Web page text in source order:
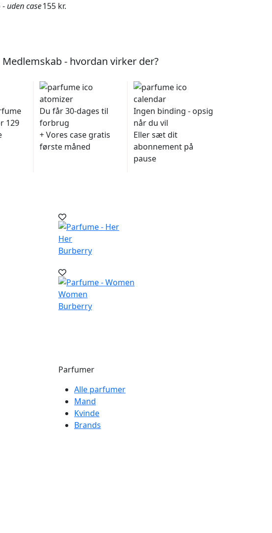
- uden case155 kr.
Medlemskab - hvordan virker der?
129
Du får 30-dages til
forbrug
+ Vores case gratis
første måned
Ingen binding - opsig
når du vil
Eller sæt dit
abonnement på
pause
Her
Burberry
Women
Burberry
Parfumer
Alle parfumer
Mand
Kvinde
Brands